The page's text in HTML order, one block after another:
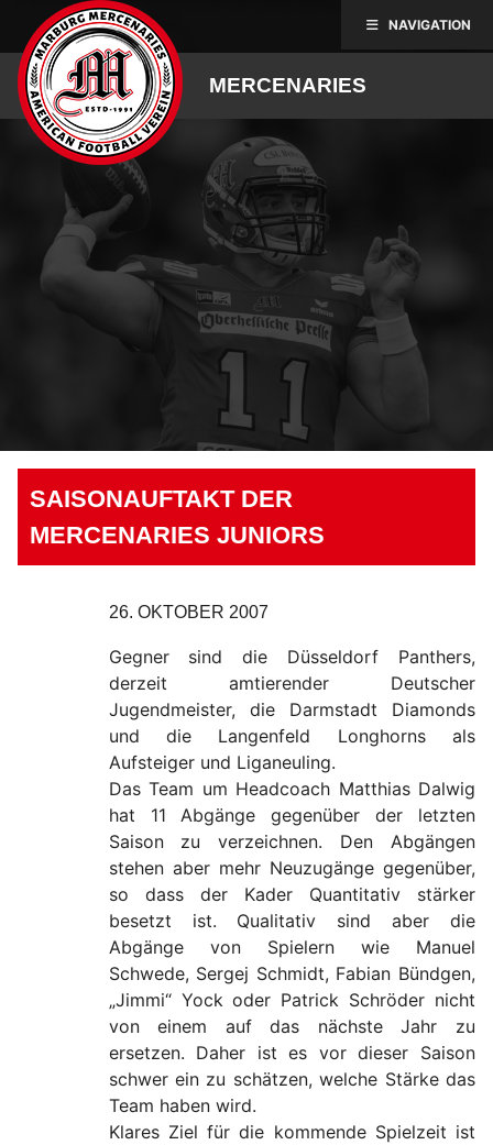
content
MERCENARIES
SAISONAUFTAKT DER
MERCENARIES JUNIORS
26. OKTOBER 2007
Gegner sind die Düsseldorf Panthers,
derzeit amtierender Deutscher
Jugendmeister, die Darmstadt Diamonds
und die Langenfeld Longhorns als
Aufsteiger und Liganeuling.
Das Team um Headcoach Matthias Dalwig
hat 11 Abgänge gegenüber der letzten
Saison zu verzeichnen. Den Abgängen
stehen aber mehr Neuzugänge gegenüber,
so dass der Kader Quantitativ stärker
besetzt ist. Qualitativ sind aber die
Abgänge von Spielern wie Manuel
Schwede, Sergej Schmidt, Fabian Bündgen,
„Jimmi“ Yock oder Patrick Schröder nicht
von einem auf das nächste Jahr zu
ersetzen. Daher ist es vor dieser Saison
schwer ein zu schätzen, welche Stärke das
Team haben wird.
Klares Ziel für die kommende Spielzeit ist
NAVIGATION